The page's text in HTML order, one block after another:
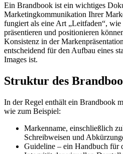
Ein Brandbook ist ein wichtiges
Marketingkommunikation Ihrer
fungiert als eine Art „Leitfaden“,
präsentieren und positionieren
Konsistenz in der
entscheidend für den Aufbau eines
Images ist.
Struktur des
In der Regel enthält ein Brandbook
wie zum Beispiel:
Markenname, einschließlich
Schreibweisen und
Guideline – ein Handbuch für